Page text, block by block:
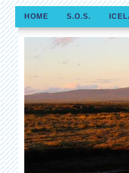
HOME S.O.S.